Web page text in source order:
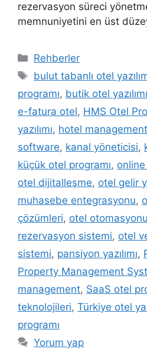
rezervasyon süreci
memnuniyetini en üst
Kategoriler
Rehberler
Etiketler
bulut tabanlı otel
programı, butik otel yazılımı
e-fatura otel, HMS Otel
yazılımı, hotel
software, kanal yöneticisi,
küçük otel programı,
otel dijitalleşme, otel gelir
muhasebe entegrasyonu,
çözümleri, otel otomasyonu
rezervasyon sistemi, otel
sistemi, pansiyon yazılımı,
Property Management
management, SaaS otel
teknolojileri, Türkiye otel
programı
Yorum yap